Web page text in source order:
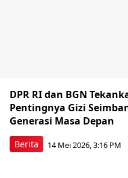
Berita
DPR RI dan BGN
Pentingnya Gizi
Generasi Masa Depan
14 Mei 2026, 3:16 PM